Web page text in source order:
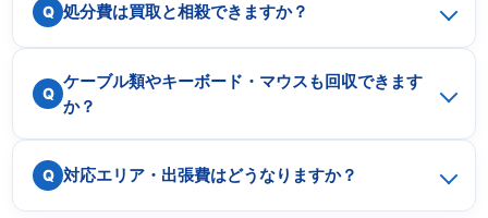
処分費は買取と相殺できますか？
ケーブル類やキーボード・マウスも回収できます
か？
対応エリア・出張費はどうなりますか？